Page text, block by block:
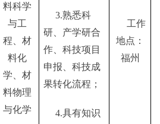
料科学
与工
程、材
料化
学、材
料物理
与化学
3.熟悉科
研、产学研合
作、科技项目
申报、科技成
果转化流程；
4.具有知识
工作
地点：
福州